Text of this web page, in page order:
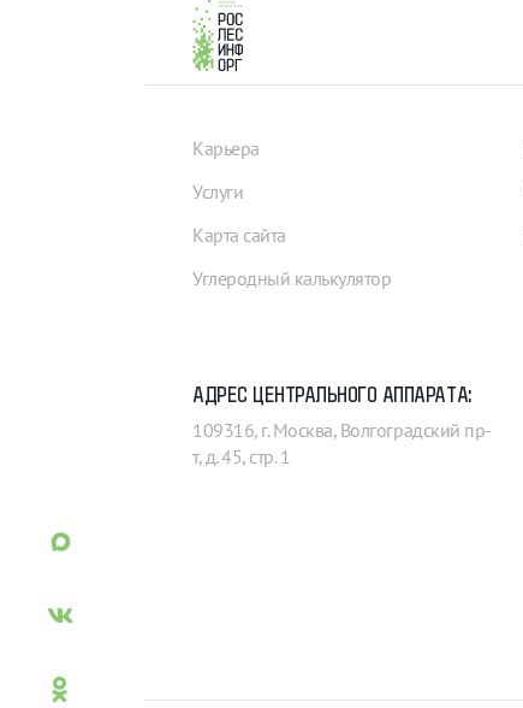
Карьера
Услуги
Карта сайта
Углеродный калькулятор
АДРЕС ЦЕНТРАЛЬНОГО АППАРАТА:
109316, г. Москва, Волгоградский пр-
т, д. 45, стр. 1